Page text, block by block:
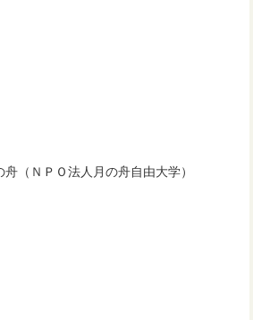
舟（ＮＰＯ法人月の舟自由大学）